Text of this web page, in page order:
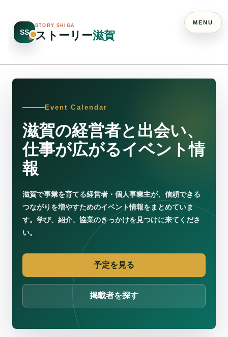
SS
STORY SHIGA
ストーリー滋賀
Event Calendar
滋賀の経営者と出会い、
仕事が広がるイベント情
報
滋賀で事業を育てる経営者・個人事業主が、信頼できる
つながりを増やすためのイベント情報をまとめていま
す。学び、紹介、協業のきっかけを見つけに来てくださ
い。
予定を見る
掲載者を探す
MENU